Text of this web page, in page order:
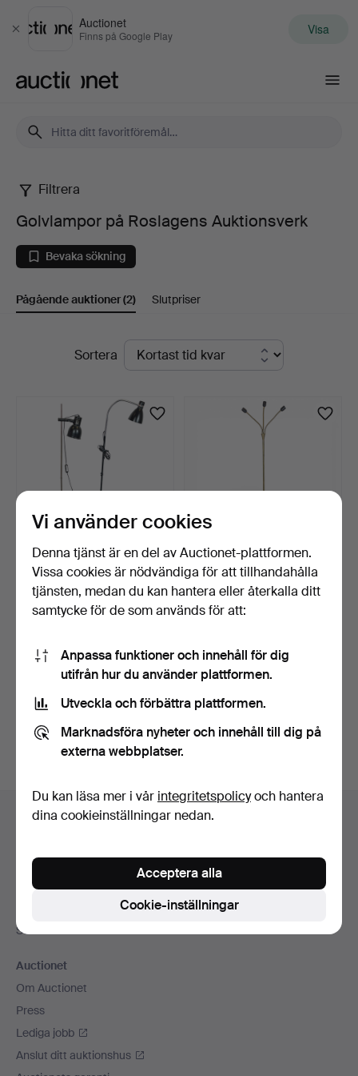
Stäng
Auctionet
Finns på Google Play Visa
Golvlampor
på
Roslagens
Auktionsverk
Filtrera
Golvlampor på Roslagens Auktionsverk
Bevaka sökning
Pågående auktioner(2) Slutpriser
PågåendeSortera
GOLVLAMPOR, 2 st,
svartlackerad metall/kro…
GOLVLAMPA, metall/trä,
trearmad.
7 dagar
Bevaka sökning
Du kan också söka i vårt arkiv med avslutade auktioner
Sidfotsnavigation
Hjälp och kontakt
Alla auktionshus
Betalningsalternativ
Sociala medier
Auctionet
Om Auctionet
Press
Lediga jobb
Anslut ditt auktionshus
Vi använder cookies
Denna tjänst är en del av Auctionet-plattformen.
Vissa cookies är nödvändiga för att tillhandahålla
tjänsten, medan du kan hantera eller återkalla ditt
samtycke för de som används för att:
Anpassa funktioner och innehåll för dig
utifrån hur du använder plattformen.
Utveckla och förbättra plattformen.
Marknadsföra nyheter och innehåll till dig på
externa webbplatser.
Du kan läsa mer i vår integritetspolicyoch hantera
dina cookieinställningar nedan.
Cookie-inställningar
Acceptera alla